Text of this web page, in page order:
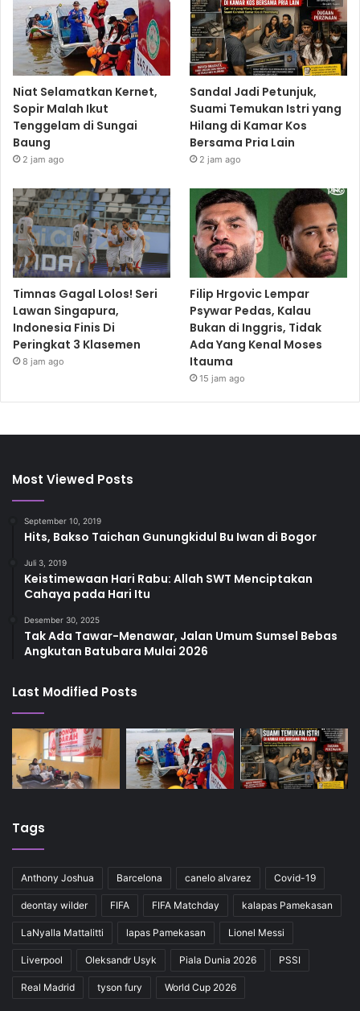
Niat Selamatkan Kernet,
Sopir Malah Ikut
Tenggelam di Sungai
Baung
2 jam ago
Sandal Jadi Petunjuk,
Suami Temukan Istri yang
Hilang di Kamar Kos
Bersama Pria Lain
2 jam ago
Timnas Gagal Lolos! Seri
Lawan Singapura,
Indonesia Finis Di
Peringkat 3 Klasemen
8 jam ago
Filip Hrgovic Lempar
Psywar Pedas, Kalau
Bukan di Inggris, Tidak
Ada Yang Kenal Moses
Itauma
15 jam ago
Most Viewed Posts
September 10, 2019
Hits, Bakso Taichan Gunungkidul Bu Iwan di Bogor
Juli 3, 2019
Keistimewaan Hari Rabu: Allah SWT Menciptakan
Cahaya pada Hari Itu
Desember 30, 2025
Tak Ada Tawar-Menawar, Jalan Umum Sumsel Bebas
Angkutan Batubara Mulai 2026
Last Modified Posts
Tags
Anthony Joshua Barcelona canelo alvarez Covid-19
deontay wilder FIFA FIFA Matchday kalapas Pamekasan
LaNyalla Mattalitti lapas Pamekasan Lionel Messi
Liverpool Oleksandr Usyk Piala Dunia 2026 PSSI
Real Madrid tyson fury World Cup 2026